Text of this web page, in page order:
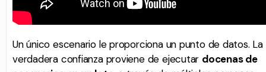
Un único escenario le proporciona un punto de datos. La
verdadera confianza proviene de ejecutar docenas de